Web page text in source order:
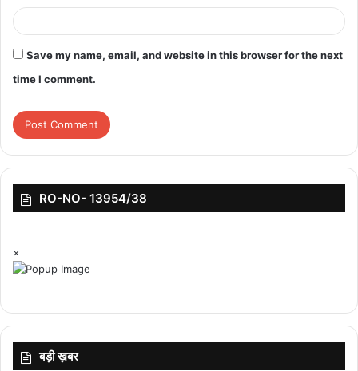
Save my name, email, and website in this browser for the next
time I comment.
RO-NO- 13954/38
×
बड़ी ख़बर